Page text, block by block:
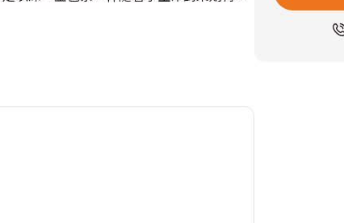
動線規劃上考量到小朋友活動尺度，餐
玄關區塊，而考量到沙發背牆的完整性，
型收納櫃，雖然受限於柱體所產生的畸
廚房儲物，進而創造熱炒區塊。
體同時，也放大了入口尺度；衛浴間則為